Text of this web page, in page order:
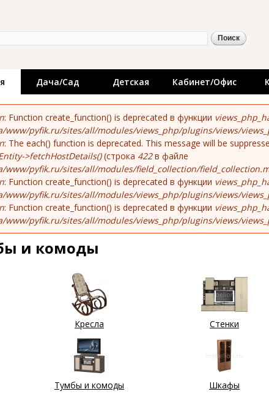
содержанию
- каталог
мебели. Поиск
мебели
Дача/сад Детская Кабинет/офис
ошибке
: Function create_function() is deprecated в функции
www/pyfik.ru/sites/all/modules/views_php/plugins/views/
: The each() function is deprecated. This message will be
>fetchHostDetails()(строка 422в файле
www/pyfik.ru/sites/all/modules/field_collection/
: Function create_function() is deprecated в функции
www/pyfik.ru/sites/all/modules/views_php/plugins/views/
: Function create_function() is deprecated в функции
www/pyfik.ru/sites/all/modules/views_php/plugins/views/
и комоды
Кресла Стенки
Тумбы и комоды Шкафы